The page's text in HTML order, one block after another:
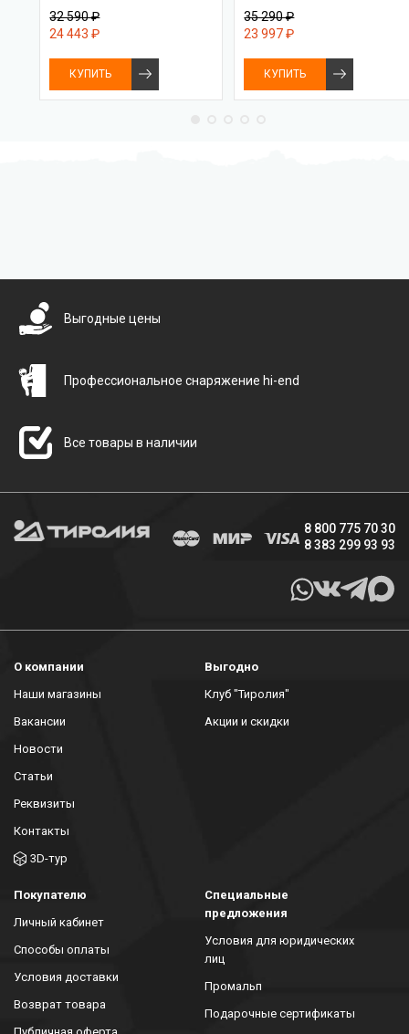
32 590 ₽
24 443 ₽
КУПИТЬ
35 290 ₽
23 997 ₽
КУПИТЬ
Выгодные цены
Профессиональное снаряжение hi-end
Все товары в наличии
8 800 775 70 30
8 383 299 93 93
О компании
Наши магазины
Вакансии
Новости
Статьи
Реквизиты
Контакты
3D-тур
Выгодно
Клуб "Тиролия"
Акции и скидки
Покупателю
Личный кабинет
Способы оплаты
Условия доставки
Возврат товара
Специальные
предложения
Условия для юридических
лиц
Промальп
Подарочные сертификаты